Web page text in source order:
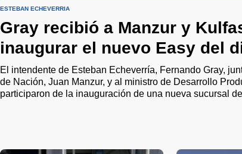
ESTEBAN ECHEVERRÍA
Gray recibió a Manzur y
inaugurar el nuevo Easy del
El intendente de Esteban Echeverría, Fernando Gray,
de Nación, Juan Manzur, y al ministro de Desarrollo
participaron de la inauguración de una nueva sucursal